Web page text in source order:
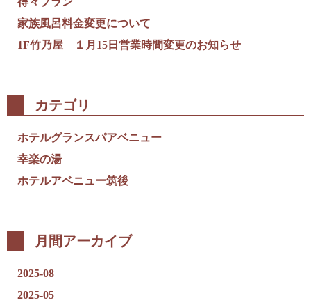
家族風呂料金変更について
1F竹乃屋 １月15日営業時間変更のお知らせ
カテゴリ
ホテルグランスパアベニュー
幸楽の湯
ホテルアベニュー筑後
月間アーカイブ
2025-08
2025-05